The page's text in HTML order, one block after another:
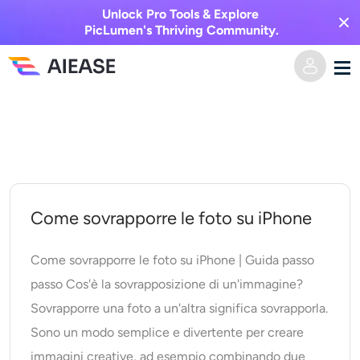
Unlock Pro Tools & Explore
PicLumen's Thriving Community.
Effetti video
Generatore di baci AI
Da immagine a immagine
Da testo a immagine
Strumenti di intelligenza artificiale
Editor e creatore di foto
Prezzi
Come sovrapporre le foto su iPhone
Come sovrapporre le foto su iPhone | Guida passo
passo Cos'è la sovrapposizione di un'immagine?
Sovrapporre una foto a un'altra significa sovrapporla.
Sono un modo semplice e divertente per creare
immagini creative, ad esempio combinando due